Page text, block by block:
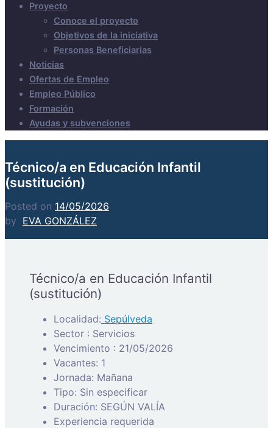
Proyecto
Conoce el proyecto
Objetivos de la iniciativa
Personas Beneficiarias
Noticias
Ofertas de Empleo
Empleo Público
Formación
Ayudas y subvenciones
Técnico/a en Educación Infantil
(sustitución)
Posted on 14/05/2026
by EVA GONZÁLEZ
Técnico/a en Educación Infantil
(sustitución)
Localidad: Sepúlveda
Sector : Servicios
Vencimiento : 21/05/2026
Vacantes: 1
Jornada: Mañana
Tipo: Sin especificar
Duración: SEGÚN VALÍA
Experiencia requerida